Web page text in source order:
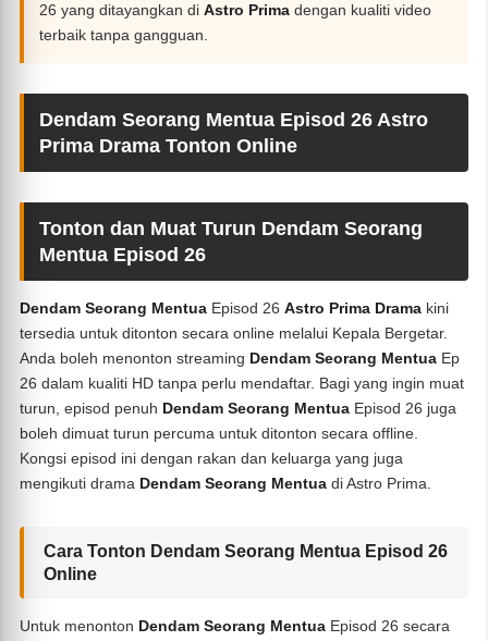
26 yang ditayangkan diAstro Prima dengan kualiti video
terbaik tanpa gangguan.
Dendam Seorang Mentua Episod 26 Astro
Prima Drama Tonton Online
Tonton dan Muat Turun Dendam Seorang
Mentua Episod 26
Dendam Seorang Mentua Episod 26Astro Prima Drama kini
tersedia untuk ditonton secara online melalui Kepala Bergetar.
Anda boleh menonton streaming Dendam Seorang Mentua Ep
26 dalam kualiti HD tanpa perlu mendaftar. Bagi yang ingin muat
turun, episod penuh Dendam Seorang Mentua Episod 26 juga
boleh dimuat turun percuma untuk ditonton secara offline.
Kongsi episod ini dengan rakan dan keluarga yang juga
mengikuti drama Dendam Seorang Mentua di Astro Prima.
Cara Tonton Dendam Seorang Mentua Episod 26
Online
Untuk menonton Dendam Seorang Mentua Episod 26 secara